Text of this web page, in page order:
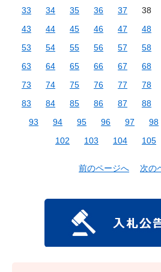
33
34 35 36 37 38
43
44 45 46 47 48
53
54 55 56 57 58
63
64 65 66 67 68
73
74 75 76 77 78
83
84 85 86 87 88
93
94 95 96 97 98
102
103 104 105
前のページへ 次の